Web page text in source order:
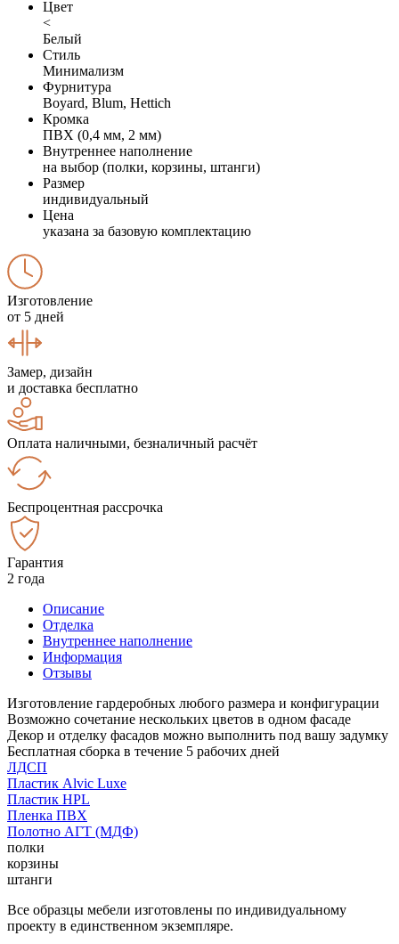
Цвет
<
Белый
Стиль
Минимализм
Фурнитура
Boyard, Blum, Hettich
Кромка
ПВХ (0,4 мм, 2 мм)
Внутреннее наполнение
на выбор (полки, корзины, штанги)
Размер
индивидуальный
Цена
указана за базовую комплектацию
Изготовление
от 5 дней
Замер, дизайн
и доставка бесплатно
Оплата наличными, безналичный расчёт
Беспроцентная рассрочка
Гарантия
2 года
Описание
Отделка
Внутреннее наполнение
Информация
Отзывы
Изготовление гардеробных любого размера и конфигурации
Возможно сочетание нескольких цветов в одном фасаде
Декор и отделку фасадов можно выполнить под вашу задумку
Бесплатная сборка в течение 5 рабочих дней
ЛДСП
Пластик Alvic Luxe
Пластик HPL
Пленка ПВХ
Полотно АГТ (МДФ)
полки
корзины
штанги
Все образцы мебели изготовлены по индивидуальному
проекту в единственном экземпляре.